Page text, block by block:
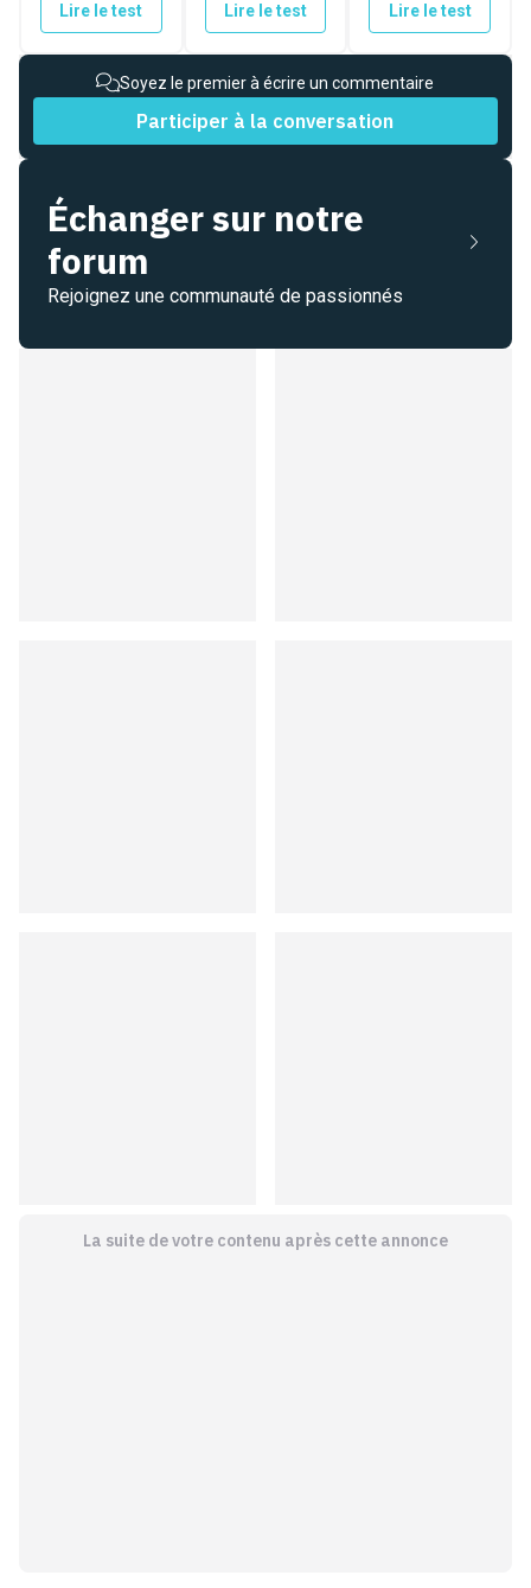
Lire le test Lire le test Lire le test
Soyez le premier à écrire un commentaire
Participer à la conversation
Échanger sur notre
forum
Rejoignez une communauté de passionnés
La suite de votre contenu après cette annonce